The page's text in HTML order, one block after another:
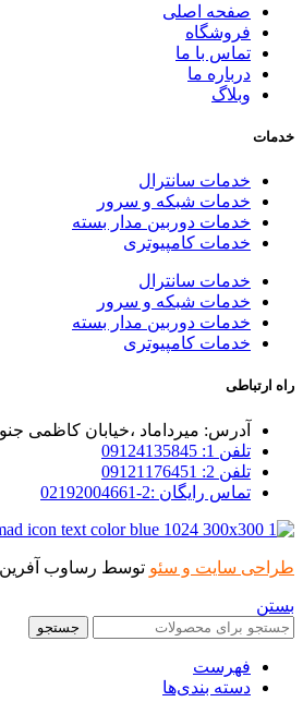
صفحه اصلی
فروشگاه
تماس با ما
درباره ما
وبلاگ
خدمات
خدمات سانترال
خدمات شبکه و سرور
خدمات دوربین مدار بسته
خدمات کامپیوتری
خدمات سانترال
خدمات شبکه و سرور
خدمات دوربین مدار بسته
خدمات کامپیوتری
راه ارتباطی
آدرس: میرداماد ،خیابان کاظمی
تلفن 1: 09124135845
تلفن 2: 09121176451
تماس رایگان :2-02192004661
طراحی سایت و سئو توسط رساوب آفرین
بستن
جستجو
فهرست
دسته بندی‌ها